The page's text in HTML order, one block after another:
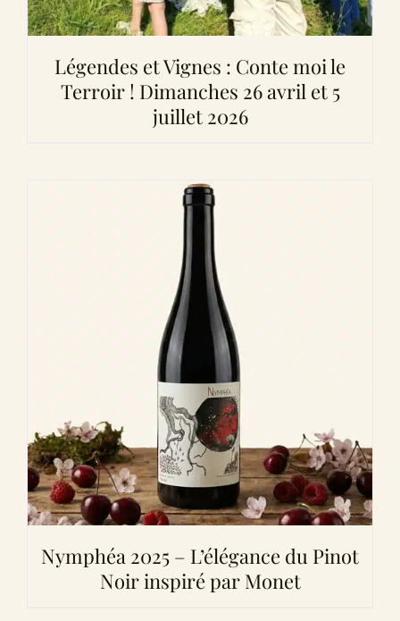
Légendes et Vignes : Conte moi le
Terroir ! Dimanches 26 avril et 5
juillet 2026
Nymphéa 2025 – L’élégance du Pinot
Noir inspiré par Monet